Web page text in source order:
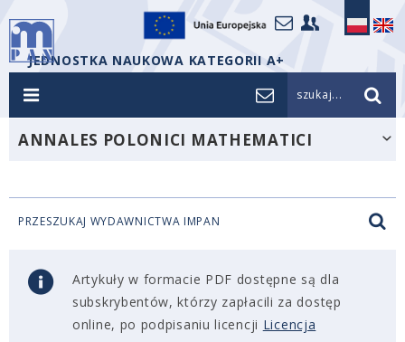
JEDNOSTKA NAUKOWA KATEGORII A+
szukaj...
ANNALES POLONICI MATHEMATICI
PRZESZUKAJ WYDAWNICTWA IMPAN
Artykuły w formacie PDF dostępne są dla
subskrybentów, którzy zapłacili za dostęp
online, po podpisaniu licencji Licencja